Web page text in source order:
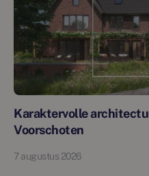
Karaktervolle
Voorschoten
7 augustus 2026